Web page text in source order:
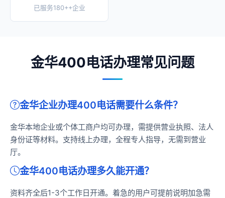
已服务180++企业
金华400电话办理常见问题
金华企业办理400电话需要什么条件？
金华本地企业或个体工商户均可办理，需提供营业执照、法人
身份证等材料。支持线上办理，全程专人指导，无需到营业
厅。
金华400电话办理多久能开通？
资料齐全后1-3个工作日开通。着急的用户可提前说明加急需